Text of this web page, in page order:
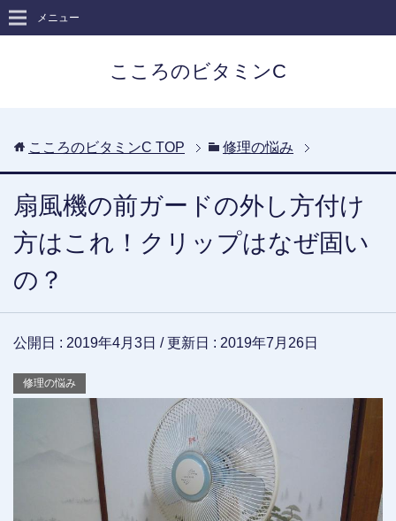
こころのビタミンC
メニュー
こころのビタミンC TOP 修理の悩み
扇風機の前ガードの外し方付け
方はこれ！クリップはなぜ固い
の？
公開日 : 2019年4月3日 / 更新日 : 2019年7月26日
修理の悩み